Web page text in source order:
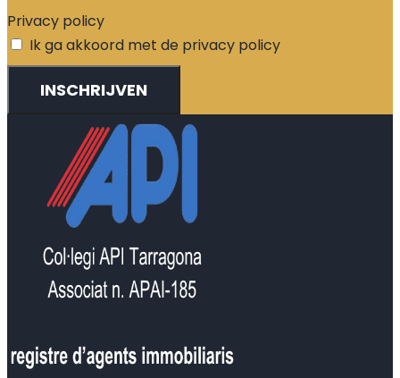
Privacy policy
Ik ga akkoord met de privacy policy
INSCHRIJVEN